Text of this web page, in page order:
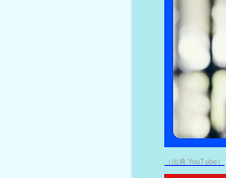
（出典 YouTube）